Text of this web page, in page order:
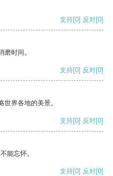
支持[0] 反对[0]
时间。
支持[0] 反对[0]
界各地的美景。
支持[0] 反对[0]
能忘怀。
支持[0] 反对[0]